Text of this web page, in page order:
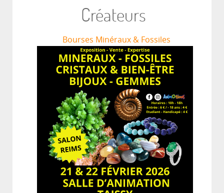
Créateurs
Bourses Minéraux & Fossiles